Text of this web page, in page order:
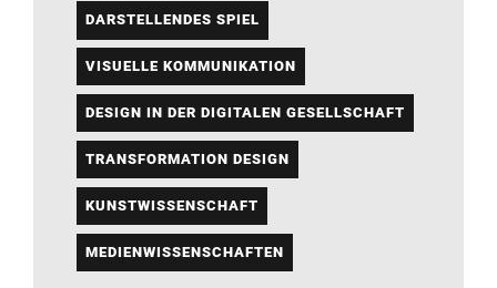
DARSTELLENDES SPIEL
VISUELLE KOMMUNIKATION
DESIGN IN DER DIGITALEN GESELLSCHAFT
TRANSFORMATION DESIGN
KUNSTWISSENSCHAFT
MEDIENWISSENSCHAFTEN